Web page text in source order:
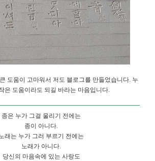
도움이 고마워서 저도 블로그를 만들었습니다. 누
은 도움이라도 되길 바라는 마음입니다.
종은 누가 그걸 울리기 전에는
종이 아니다.
래는 누가 그러 부르기 전에는
노래가 아니다.
당신의 마음속에 있는 사랑도